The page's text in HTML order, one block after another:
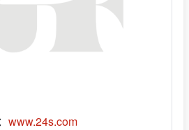
www.24s.com